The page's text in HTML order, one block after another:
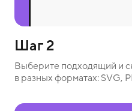
Шаг 2
Выберите подходящий и
в разных форматах: SVG,